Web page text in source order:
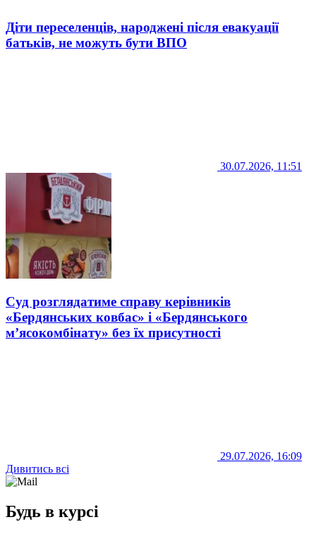
Діти переселенців, народжені після евакуації
батьків, не можуть бути ВПО
30.07.2026, 11:51
Суд розглядатиме справу керівників
«Бердянських ковбас» і «Бердянського
м’ясокомбінату» без їх присутності
29.07.2026, 16:09
Дивитись всі
Будь в курсі